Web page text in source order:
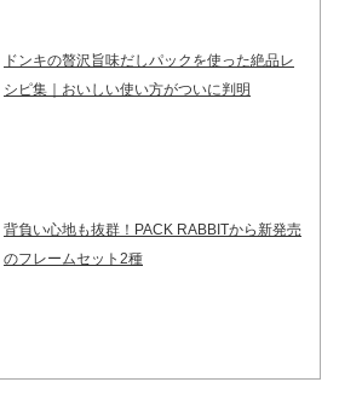
ドンキの贅沢旨味だしパックを使った絶品レ
シピ集｜おいしい使い方がついに判明
背負い心地も抜群！PACK RABBITから新発売
のフレームセット2種